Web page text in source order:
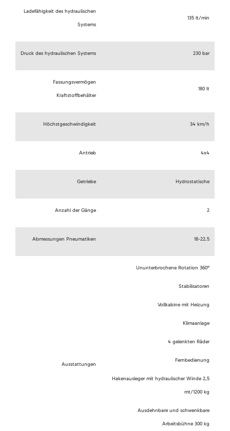
Ladefähigkeit des hydraulischen
Systems
135 lt/min
Druck des hydraulischen Systems 230 bar
Fassungsvermögen
Kraftstoffbehälter
180 lt
Höchstgeschwindigkeit 34 km/h
Antrieb 4x4
Getriebe Hydrostatische
Anzahl der Gänge 2
Abmessungen Pneumatiken 18-22.5
Ausstattungen
Ununterbrochene Rotation 360°
Stabilisatoren
Vollkabine mit Heizung
Klimaanlage
4 gelenkten Räder
Fernbedienung
Hakenausleger mit hydraulischer Winde 2,5
mt/1200 kg
Ausdehnbare und schwenkbare
Arbeitsbühne 300 kg